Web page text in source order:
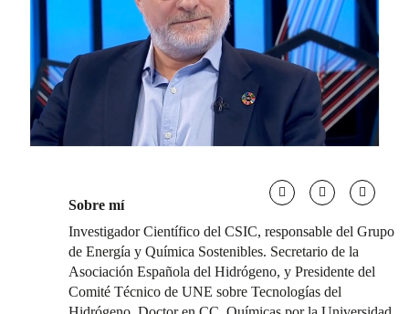
Sobre mí
Investigador Científico del CSIC, responsable del Grupo
de Energía y Química Sostenibles. Secretario de la
Asociación Española del Hidrógeno, y Presidente del
Comité Técnico de UNE sobre Tecnologías del